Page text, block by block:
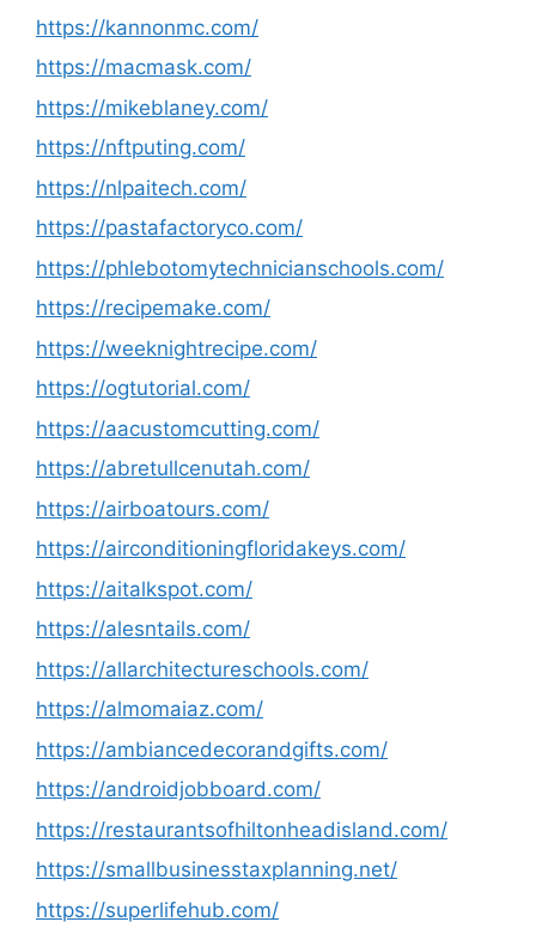
https://kannonmc.com/
https://macmask.com/
https://mikeblaney.com/
https://nftputing.com/
https://nlpaitech.com/
https://pastafactoryco.com/
https://phlebotomytechnicianschools.com/
https://recipemake.com/
https://weeknightrecipe.com/
https://ogtutorial.com/
https://aacustomcutting.com/
https://abretullcenutah.com/
https://airboatours.com/
https://airconditioningfloridakeys.com/
https://aitalkspot.com/
https://alesntails.com/
https://allarchitectureschools.com/
https://almomaiaz.com/
https://ambiancedecorandgifts.com/
https://androidjobboard.com/
https://restaurantsofhiltonheadisland.com/
https://smallbusinesstaxplanning.net/
https://superlifehub.com/